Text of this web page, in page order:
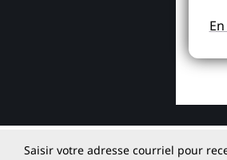
Saisir votre adresse courriel pour